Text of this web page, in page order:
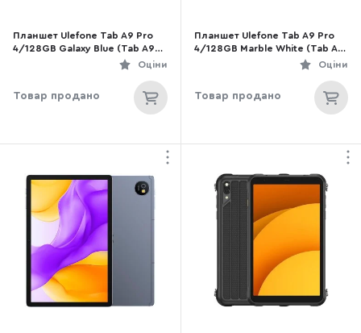
Планшет Ulefone Tab A9 Pro
4/128GB Galaxy Blue (Tab A9
Оціни
Товар продано
Планшет Ulefone Tab A9 Pro
4/128GB Marble White (Tab A9
Оціни
Товар продано